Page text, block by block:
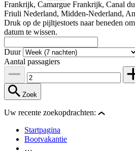
Frankrijk, Camargue Frankrijk, Canal
Friuli Nederland, Midden-Nederland,
Druk op de pijltjestoets naar beneden
datum te wissen.
Duur
Aantal passagiers
Zoek
Uw recente zoekopdrachten:
Startpagina
Bootvakantie
…